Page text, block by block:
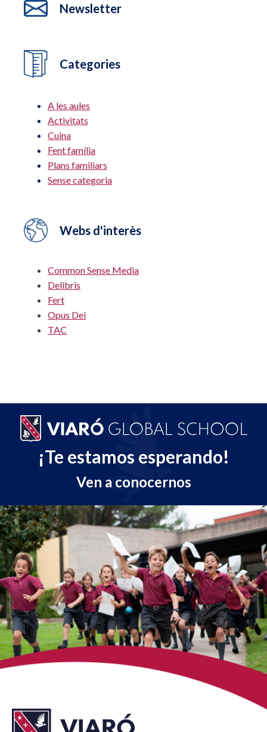
Newsletter
Categories
A les aules
Activitats
Cuina
Fent família
Plans familiars
Sense categoria
Webs d'interès
Common Sense Media
Delibris
Fert
Opus Dei
TAC
¡Te estamos esperando!
Ven a conocernos